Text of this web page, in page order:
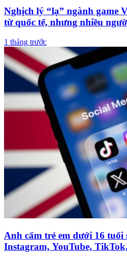
Nghịch lý “lạ” ngành game
từ quốc tế, nhưng nhiều
1 tháng trước
Anh cấm trẻ em dưới 16
Instagram, YouTube,